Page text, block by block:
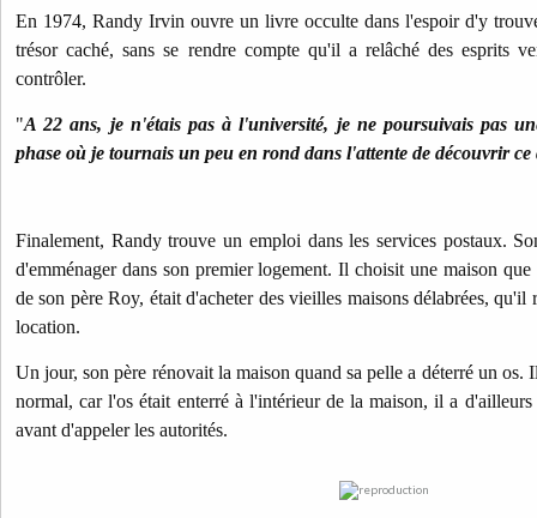
En 1974, Randy Irvin ouvre un livre occulte dans l'espoir d'y
trésor caché, sans se rendre compte qu'il a relâché des esprits
contrôler.
"A 22 ans, je n'étais pas à l'université, je ne poursuivais pas
phase où je tournais un peu en rond dans l'attente de découvrir
Finalement, Randy trouve un emploi dans les services postaux.
d'emménager dans son premier logement. Il choisit une maison
de son père Roy, était d'acheter des vieilles maisons délabrées, qu'il
location.
Un jour, son père rénovait la maison quand sa pelle a déterré un os.
normal, car l'os était enterré à l'intérieur de la maison, il a d'ailleurs
avant d'appeler les autorités.